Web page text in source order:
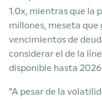
1.0x, mientras que la
millones, meseta
vencimientos de
considerar el de la
disponible hasta
"A pesar de la